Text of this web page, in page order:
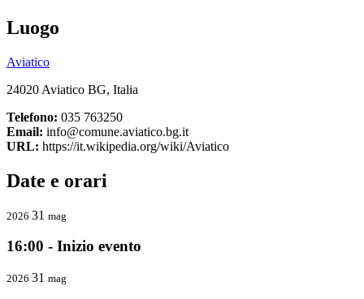
Luogo
Aviatico
24020 Aviatico BG, Italia
Telefono: 035 763250
Email: info@comune.aviatico.bg.it
URL: https://it.wikipedia.org/wiki/Aviatico
Date e orari
2026 31 mag
16:00 - Inizio evento
2026 31 mag